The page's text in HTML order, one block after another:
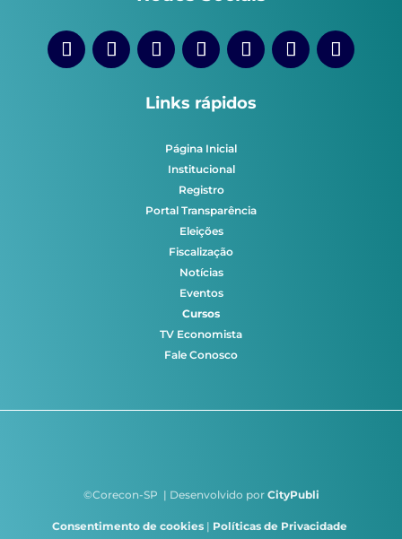
Links rápidos
Página Inicial
Institucional
Registro
Portal Transparência
Eleições
Fiscalização
Notícias
Eventos
Cursos
TV Economista
Fale Conosco
©Corecon-SP | Desenvolvido por CityPubli
Consentimento de cookies | Políticas de Privacidade